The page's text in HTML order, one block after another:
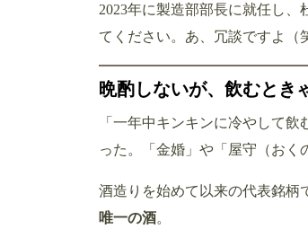
2023年に製造部部長に就任し
てください。あ、冗談ですよ（
晩酌しないが、飲むとき
「一年中キンキンに冷やして
った。「金婚」や「屋守（おく
酒造りを始めて以来の代表銘柄
唯一の酒。